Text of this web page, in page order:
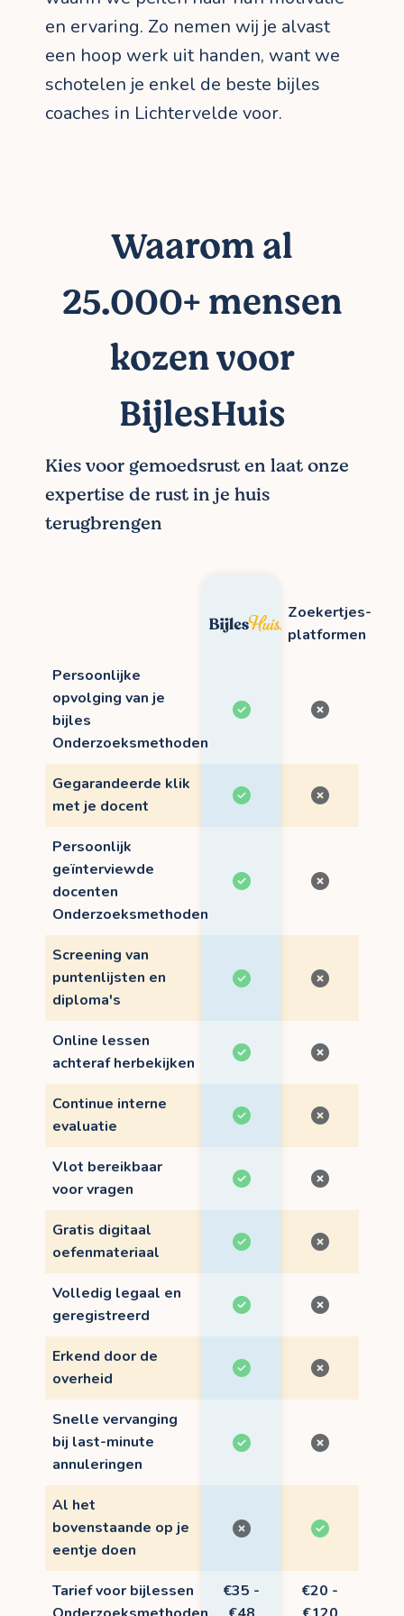
en ervaring. Zo nemen wij je alvast
een hoop werk uit handen, want we
schotelen je enkel de beste bijles
coaches in Lichtervelde voor.
Waarom al
25.000+ mensen
kozen voor
BijlesHuis
Kies voor gemoedsrust en laat onze
expertise de rust in je huis
terugbrengen
Zoekertjes-
platformen
Persoonlijke
opvolging van je
bijles
Onderzoeksmethoden
Gegarandeerde klik
met je docent
Persoonlijk
geïnterviewde
docenten
Onderzoeksmethoden
Screening van
puntenlijsten en
diploma's
Online lessen
achteraf herbekijken
Continue interne
evaluatie
Vlot bereikbaar
voor vragen
Gratis digitaal
oefenmateriaal
Volledig legaal en
geregistreerd
Erkend door de
overheid
Snelle vervanging
bij last-minute
annuleringen
Al het
bovenstaande op je
eentje doen
Tarief voor bijlessen
€35 -
€20 -